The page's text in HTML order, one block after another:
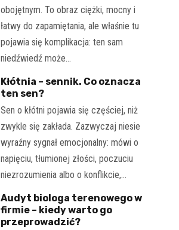
obojętnym. To obraz ciężki, mocny i
łatwy do zapamiętania, ale właśnie tu
pojawia się komplikacja: ten sam
niedźwiedź może…
Kłótnia – sennik. Co oznacza
ten sen?
Sen o kłótni pojawia się częściej, niż
zwykle się zakłada. Zazwyczaj niesie
wyraźny sygnał emocjonalny: mówi o
napięciu, tłumionej złości, poczuciu
niezrozumienia albo o konflikcie,…
Audyt biologa terenowego w
firmie – kiedy warto go
przeprowadzić?